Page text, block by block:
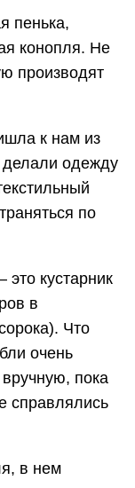
пенька,
конопля. Не
производят
к нам из
одежду
по
кустарник
в
Что
очень
пока
справлялись
в нем